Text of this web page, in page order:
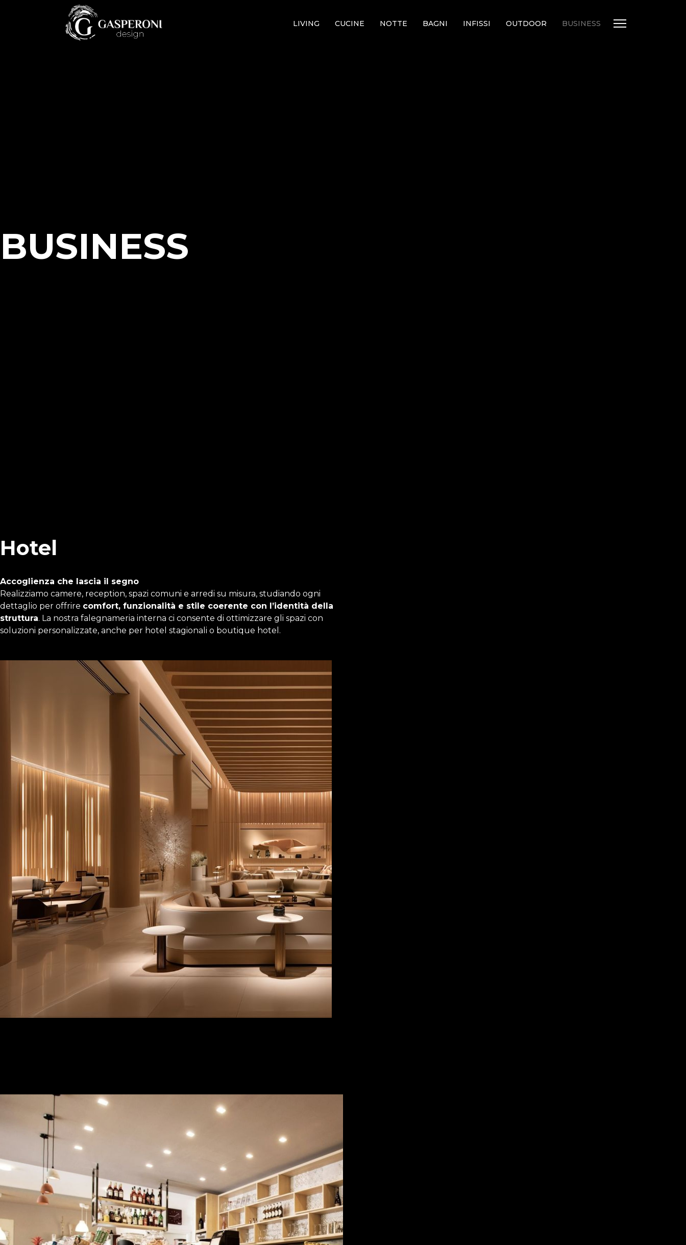
LIVING CUCINE NOTTE BAGNI INFISSI OUTDOOR BUSINESS
BUSINESS
Hotel
Accoglienza che lascia il segno
Realizziamo camere, reception, spazi comuni e arredi su misura, studiando ogni
dettaglio per offrire comfort, funzionalità e stile coerente con l’identità della
struttura. La nostra falegnameria interna ci consente di ottimizzare gli spazi con
soluzioni personalizzate, anche per hotel stagionali o boutique hotel.